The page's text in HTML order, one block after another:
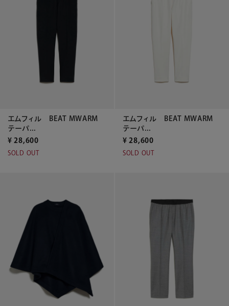
エムフィル BEAT MWARM
テーパ...
¥ 28,600
SOLD OUT
エムフィル BEAT MWARM
テーパ...
¥ 28,600
SOLD OUT